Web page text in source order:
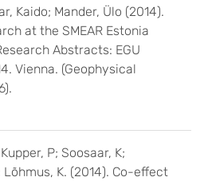
Kaido; Mander, Ülo (2014).
at the SMEAR Estonia
Abstracts: EGU
Vienna. (Geophysical
P; Soosaar, K;
Lõhmus, K. (2014). Co-effect